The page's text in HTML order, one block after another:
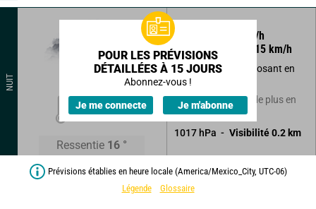
NUIT
16°
Ressentie 16 °
km/h
Rafales à
15 km/h
Nuages bas se déposant en
brouillards.
Averses faibles et de plus en
plus rares.
1017 hPa Visibilité 0.2 km
POUR LES PRÉVISIONS
DÉTAILLÉES À 15 JOURS
Abonnez-vous !
Je me connecte Je m'abonne
Prévisions établies en heure locale (America/Mexico_City, UTC-06)
Légende
Glossaire